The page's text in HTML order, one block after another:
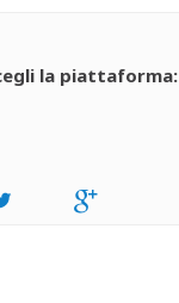
la piattaforma: